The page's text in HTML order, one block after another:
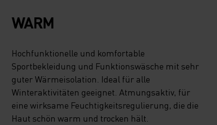
WARM
Hochfunktionelle und komfortable
Sportbekleidung und Funktionswäsche mit sehr
guter Wärmeisolation. Ideal für alle
Winteraktivitäten geeignet. Atmungsaktiv, für
eine wirksame Feuchtigkeitsregulierung, die die
Haut schön warm und trocken hält.